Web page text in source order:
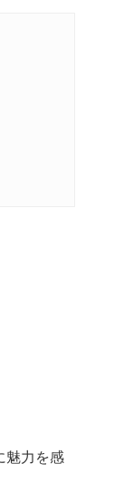
魅力を感